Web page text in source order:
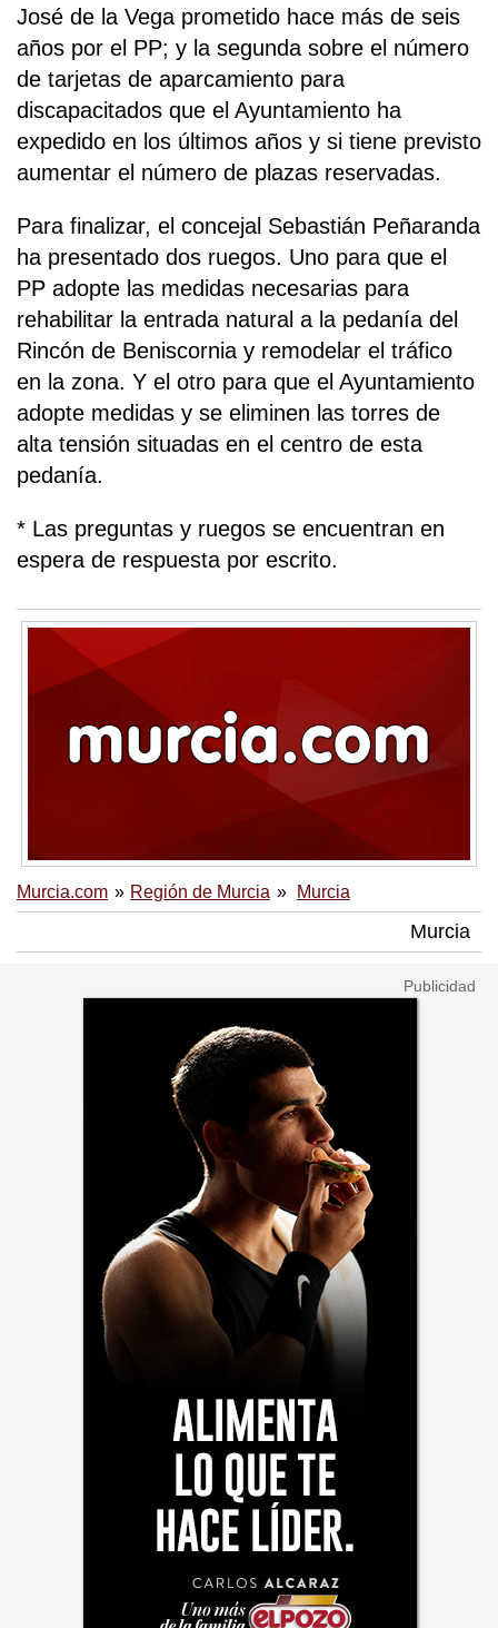
José de la Vega prometido hace más de seis
años por el PP; y la segunda sobre el número
de tarjetas de aparcamiento para
discapacitados que el Ayuntamiento ha
expedido en los últimos años y si tiene previsto
aumentar el número de plazas reservadas.
Para finalizar, el concejal Sebastián Peñaranda
ha presentado dos ruegos. Uno para que el
PP adopte las medidas necesarias para
rehabilitar la entrada natural a la pedanía del
Rincón de Beniscornia y remodelar el tráfico
en la zona. Y el otro para que el Ayuntamiento
adopte medidas y se eliminen las torres de
alta tensión situadas en el centro de esta
pedanía.
* Las preguntas y ruegos se encuentran en
espera de respuesta por escrito.
Murcia.com Región de Murcia Murcia
Murcia